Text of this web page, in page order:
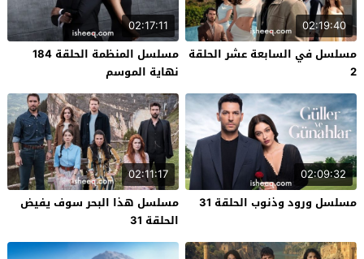
02:19:40
مسلسل في السابعة عشر الحلقة
2
02:17:11
مسلسل المنظمة الحلقة 184
نهاية الموسم
02:09:32
مسلسل ورود وذنوب الحلقة 31
02:11:17
مسلسل هذا البحر سوف يفيض
الحلقة 31